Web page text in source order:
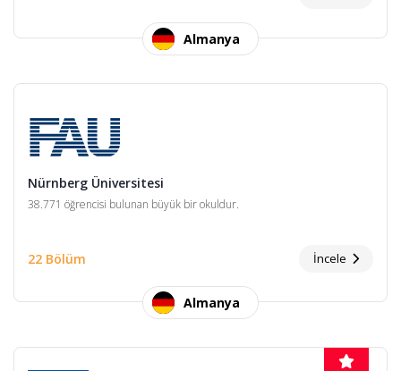
Almanya
Nürnberg Üniversitesi
38.771 öğrencisi bulunan büyük bir okuldur.
22 Bölüm İncele
Almanya